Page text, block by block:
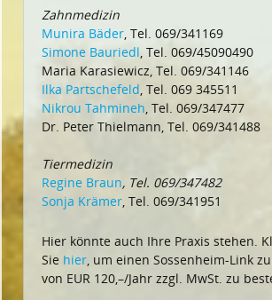
Zahnmedizin
Munira Bäder, Tel. 069/341169
Simone Bauriedl, Tel. 069/45090490
Maria Karasiewicz, Tel. 069/341146
Ilka Partschefeld, Tel. 069 345511
Nikrou Tahmineh, Tel. 069/347477
Dr. Peter Thielmann, Tel. 069/341488
Tiermedizin
Regine Braun, Tel. 069/347482
Sonja Krämer, Tel. 069/341951
Hier könnte auch Ihre Praxis stehen.
Sie hier, um einen Sossenheim-Link
von EUR 120,–/Jahr zzgl. MwSt. zu